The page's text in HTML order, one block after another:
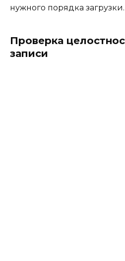
нужного порядка загрузки.
Проверка
записи